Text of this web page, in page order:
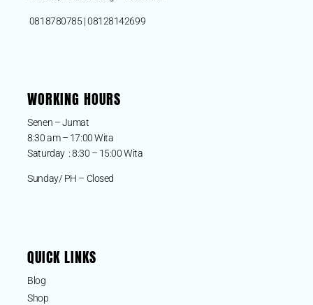
0818780785 | 08128142699
WORKING HOURS
Senen – Jumat
8:30 am – 17:00 Wita
Saturday : 8:30 – 15:00 Wita
Sunday/ PH – Closed
QUICK LINKS
Blog
Shop